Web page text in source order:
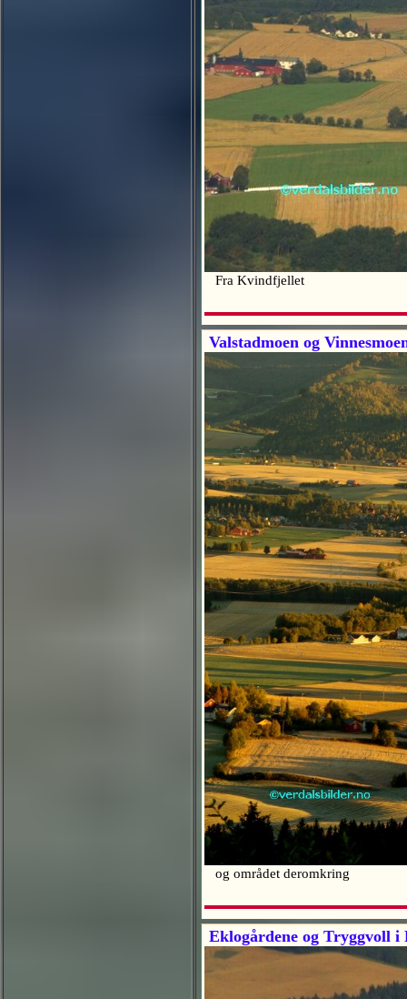
Fra Kvindfjellet
Valstadmoen og
og området deromkring
Eklogårdene og Tryggvoll i